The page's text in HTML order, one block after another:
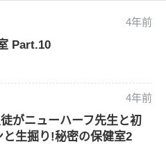
4年前
Part.10
4年前
がニューハーフ先生と初
生掘り!秘密の保健室2